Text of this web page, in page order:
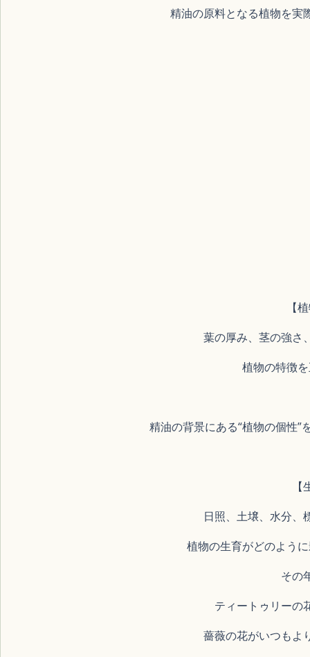
精油の原料となる植物を実
【
葉の厚み、茎の強さ
植物の特徴
精油の背景にある“植物の個性
日照、土壌、水分、
植物の生育がどのよう
その
ティートゥリーの
薔薇の花がいつもよ